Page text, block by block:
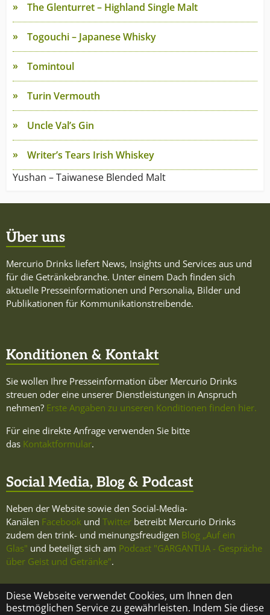
Diese Webseite verwendet Cookies, um Ihnen den
bestmöglichen Service zu gewährleisten. Indem Sie diese
The Glenturret – Highland Single Malt
Togouchi – Japanese Whisky
Tomintoul
Turin Vermouth
Uncle Val’s Gin
Writer’s Tears Irish Whiskey
Yushan – Taiwanese Blended Malt
Über uns
Mercurio Drinks liefert News, Insights und Services aus und
für die Getränkebranche. Unter einem Dach finden sich
aktuelle Presseinformationen und Personalia, Bilder und
Publikationen für Kommunikationstreibende.
Konditionen & Kontakt
Sie wollen Ihre Presseinformation über Mercurio Drinks
streuen oder eine unserer Dienstleistungen in Anspruch
nehmen? Erste Angaben zu unseren Konditionen finden hier.
Für eine direkte Anfrage verwenden Sie bitte
das Kontaktformular.
Social Media, Blog & Podcast
Neben der Website sowie den Social-Media-
Kanälen Facebook und Twitter betreibt Mercurio Drinks
zudem den trink- und meinungsfreudigen Blog „Auf ein
Glas" und beteiligt sich am Podcast "GARGANTUA - Gespräche
über Geist und Getränke".